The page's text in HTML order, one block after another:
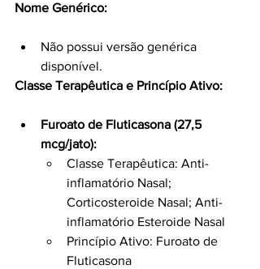
Nome Genérico:
Não possui versão genérica
disponível.
Classe Terapêutica e Princípio Ativo:
Furoato de Fluticasona (27,5
mcg/jato):
Classe Terapêutica: Anti-
inflamatório Nasal;
Corticosteroide Nasal; Anti-
inflamatório Esteroide Nasal
Princípio Ativo: Furoato de
Fluticasona